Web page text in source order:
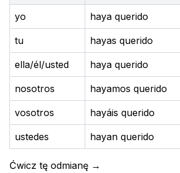
yo haya querido
tu hayas querido
ella/él/usted haya querido
nosotros hayamos querido
vosotros hayáis querido
ustedes hayan querido
Ćwicz tę odmianę →